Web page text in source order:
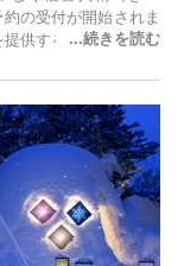
の受付が開始されま
供するキャンペーン
な時間を体験いただ